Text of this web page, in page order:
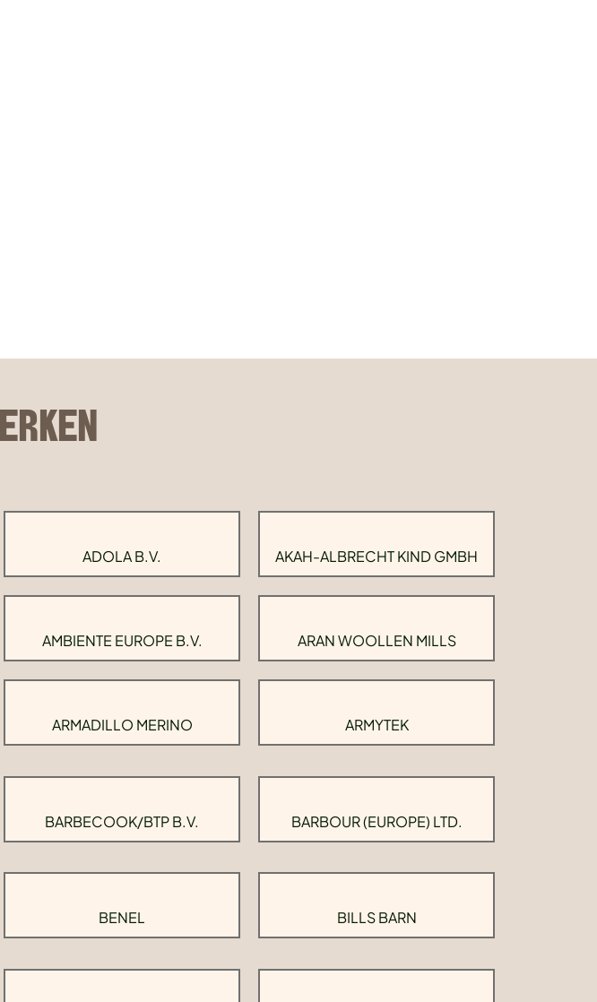
ADOLA B.V. AKAH-ALBRECHT KIND GMBH
AMBIENTE EUROPE B.V. ARAN WOOLLEN MILLS
ARMADILLO MERINO ARMYTEK
BARBECOOK/BTP B.V. BARBOUR (EUROPE) LTD.
BENEL BILLS BARN